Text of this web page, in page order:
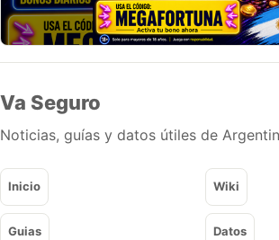
Va Seguro
Noticias, guías y datos útiles de
Inicio Wiki
Guias Datos